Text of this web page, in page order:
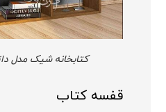
کتابخانه شیک مدل
قفسه کتاب